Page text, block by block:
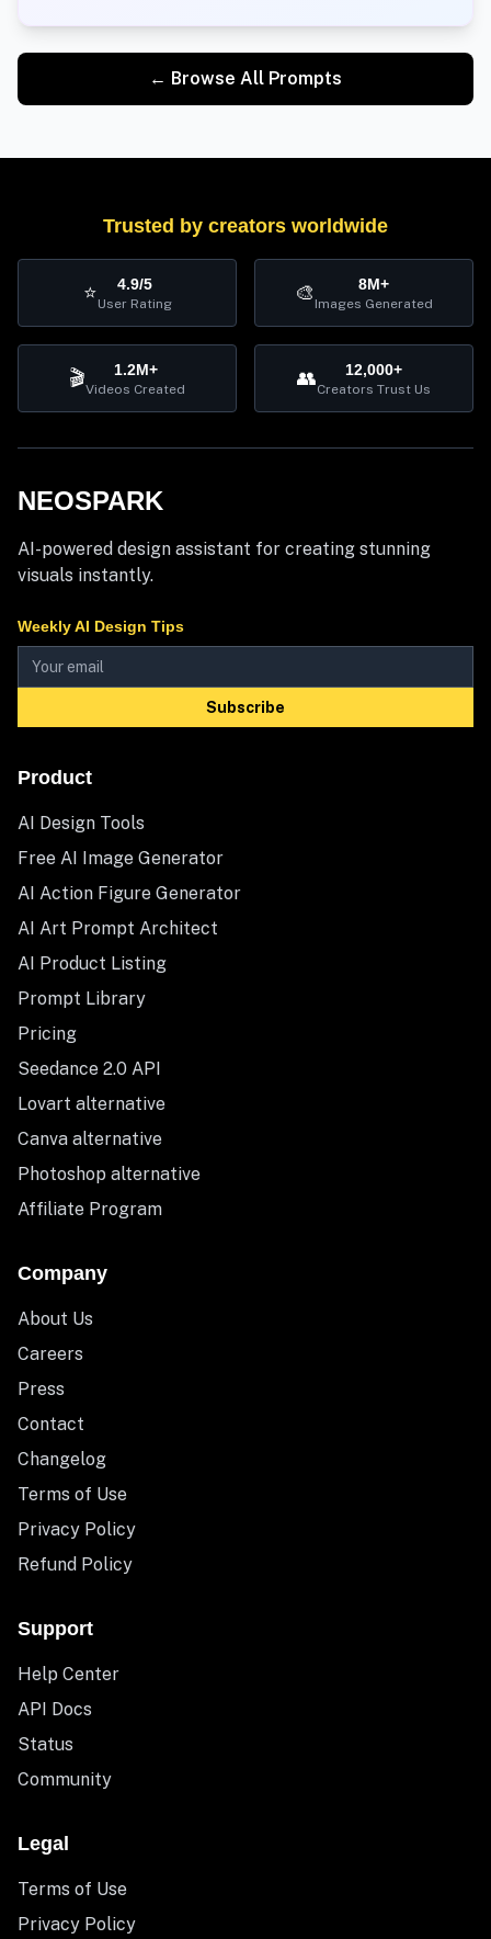
← Browse All Prompts
Trusted by creators worldwide
⭐ 4.9/5
User Rating 🎨 8M+
Images Generated
🎬 1.2M+
Videos Created 👥 12,000+
Creators Trust Us
NEOSPARK
AI-powered design assistant for creating stunning
visuals instantly.
Weekly AI Design Tips
Subscribe
Product
AI Design Tools
Free AI Image Generator
AI Action Figure Generator
AI Art Prompt Architect
AI Product Listing
Prompt Library
Pricing
Seedance 2.0 API
Lovart alternative
Canva alternative
Photoshop alternative
Affiliate Program
Company
About Us
Careers
Press
Contact
Changelog
Terms of Use
Privacy Policy
Refund Policy
Support
Help Center
API Docs
Status
Community
Legal
Terms of Use
Privacy Policy